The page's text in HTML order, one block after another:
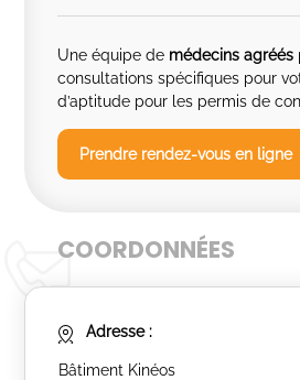
Une équipe de médecins agréés
consultations spécifiques pour
d’aptitude pour les permis de
Prendre rendez-vous en ligne
COORDONNÉES
Adresse :
Bâtiment Kinéos